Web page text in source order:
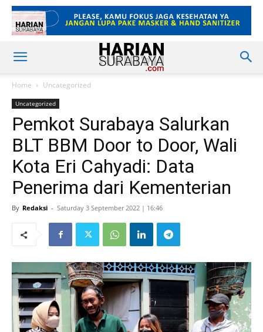
Home Uncategorized
Uncategorized
Pemkot Surabaya Salurkan
BLT BBM Door to Door, Wali
Kota Eri Cahyadi: Data
Penerima dari Kementerian
By Redaksi - Saturday 3 September 2022 | 16:46